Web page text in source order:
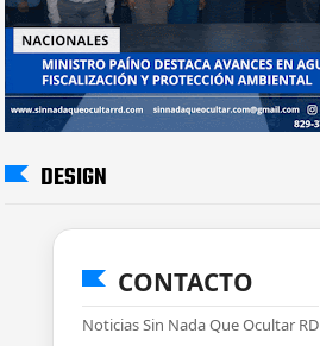
DESIGN
CONTACTO
Noticias Sin Nada Que Ocultar RD